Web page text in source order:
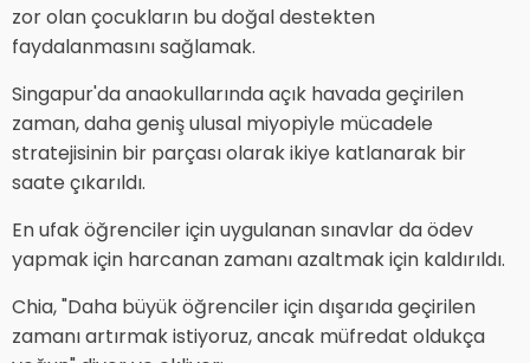
zor olan çocukların bu doğal destekten
faydalanmasını sağlamak.
Singapur'da anaokullarında açık havada geçirilen
zaman, daha geniş ulusal miyopiyle mücadele
stratejisinin bir parçası olarak ikiye katlanarak bir
saate çıkarıldı.
En ufak öğrenciler için uygulanan sınavlar da ödev
yapmak için harcanan zamanı azaltmak için kaldırıldı.
Chia, "Daha büyük öğrenciler için dışarıda geçirilen
zamanı artırmak istiyoruz, ancak müfredat oldukça